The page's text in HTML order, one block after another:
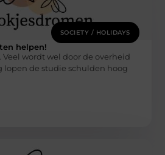
SOCIETY / HOLIDAYS
helpen!
wordt wel door de overheid
lopen de studie schulden hoog